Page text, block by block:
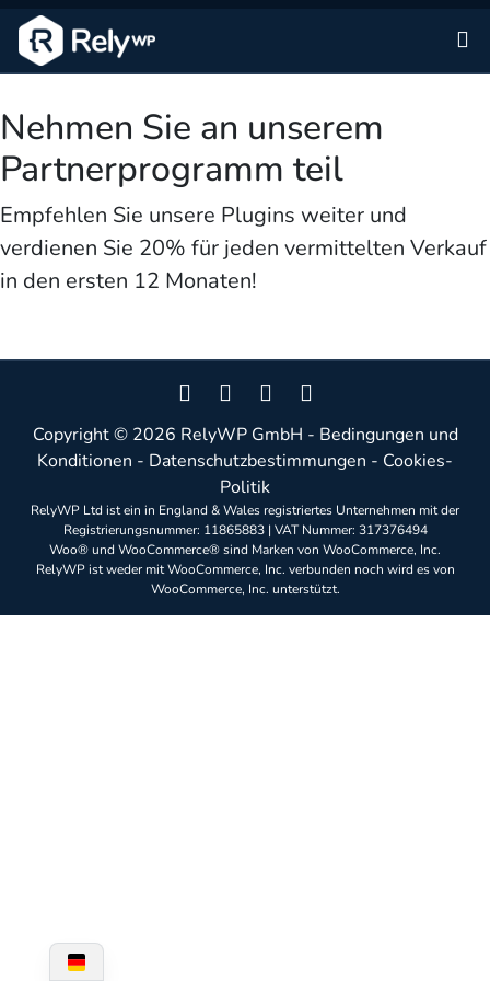
Nehmen Sie an unserem
Partnerprogramm teil
Empfehlen Sie unsere Plugins weiter und
verdienen Sie 20% für jeden vermittelten Verkauf
in den ersten 12 Monaten!
Copyright © 2026 RelyWP GmbH - Bedingungen und
Konditionen - Datenschutzbestimmungen - Cookies-
Politik
RelyWP Ltd ist ein in England & Wales registriertes Unternehmen mit der
Registrierungsnummer: 11865883 | VAT Nummer: 317376494
Woo® und WooCommerce® sind Marken von WooCommerce, Inc.
RelyWP ist weder mit WooCommerce, Inc. verbunden noch wird es von
WooCommerce, Inc. unterstützt.